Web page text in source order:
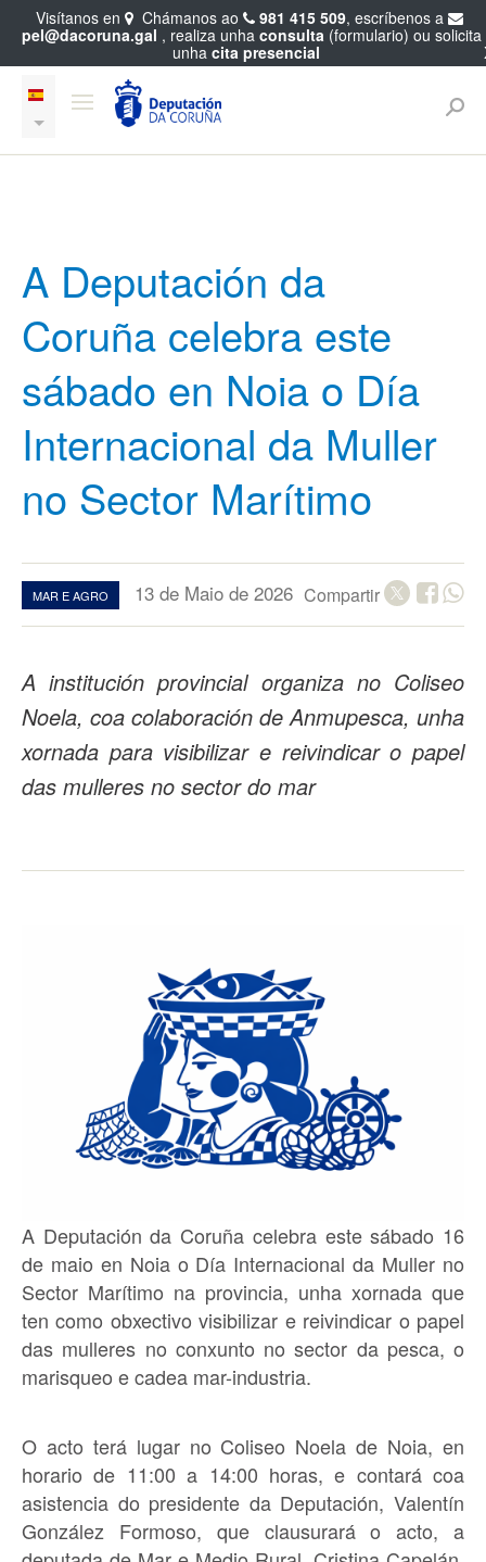
A Deputación da
Coruña celebra este
sábado en Noia o Día
Internacional da Muller
no Sector Marítimo
MAR E AGRO 13 de Maio de 2026 Compartir
A institución provincial organiza no Coliseo
Noela, coa colaboración de Anmupesca, unha
xornada para visibilizar e reivindicar o papel
das mulleres no sector do mar
A Deputación da Coruña celebra este sábado 16
de maio en Noia o Día Internacional da Muller no
Sector Marítimo na provincia, unha xornada que
ten como obxectivo visibilizar e reivindicar o papel
das mulleres no conxunto no sector da pesca, o
marisqueo e cadea mar-industria.
O acto terá lugar no Coliseo Noela de Noia, en
horario de 11:00 a 14:00 horas, e contará coa
asistencia do presidente da Deputación, Valentín
González Formoso, que clausurará o acto, a
Visítanos en Chámanos ao 981 415 509, escríbenos a
pel@dacoruna.gal , realiza unha consulta(formulario) ou solicita
unha cita presencial